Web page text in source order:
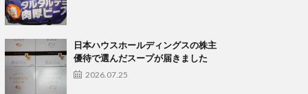
日本ハウスホールディングスの株主
優待で選んだスープが届きました
2026.07.25